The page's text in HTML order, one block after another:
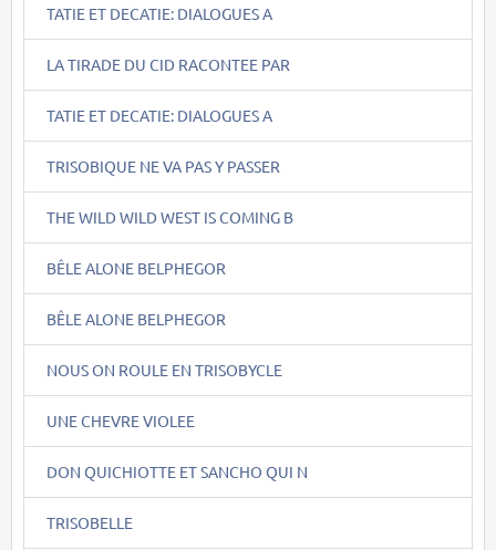
TATIE ET DECATIE: DIALOGUES A
LA TIRADE DU CID RACONTEE PAR
TATIE ET DECATIE: DIALOGUES A
TRISOBIQUE NE VA PAS Y PASSER
THE WILD WILD WEST IS COMING B
BÊLE ALONE BELPHEGOR
BÊLE ALONE BELPHEGOR
NOUS ON ROULE EN TRISOBYCLE
UNE CHEVRE VIOLEE
DON QUICHIOTTE ET SANCHO QUI N
TRISOBELLE